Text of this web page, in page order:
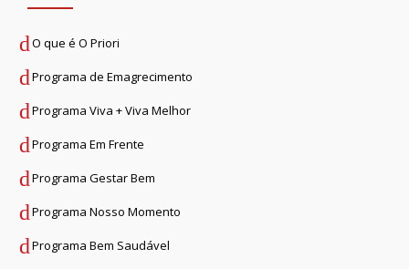
O que é O Priori
Programa de Emagrecimento
Programa Viva + Viva Melhor
Programa Em Frente
Programa Gestar Bem
Programa Nosso Momento
Programa Bem Saudável